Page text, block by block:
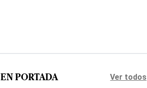
EN PORTADA Ver todos